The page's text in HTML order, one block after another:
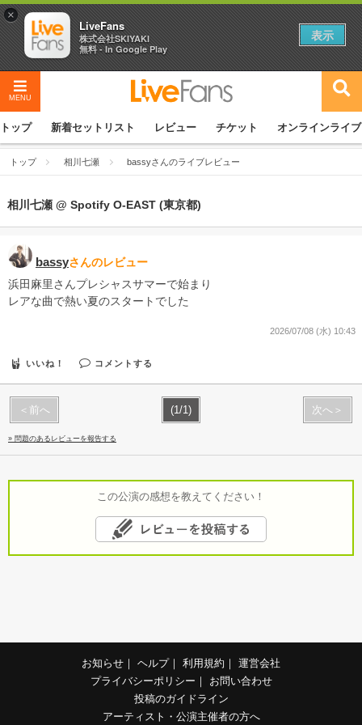
MENU
トップ 新着セットリスト レビュー チケット オンラインライブ
トップ 相川七瀬 bassyさんのライブレビュー
相川七瀬 @ Spotify O-EAST (東京都)
bassyさんのレビュー
浜田麻里さんプレシャスサマーで始まり
レアな曲で熱い夏のスタートでした
2026/07/08 (水) 10:43
いいね！ コメントする
＜前へ (1/1) 次へ＞
» 問題のあるレビューを報告する
この公演の感想を教えてください！
お知らせ ｜ ヘルプ｜ 利用規約 ｜ 運営会社
プライバシーポリシー ｜
お問い合わせ
投稿のガイドライン
アーティスト・公演主催者の方へ
×
LiveFans
株式会社SKIYAKI
無料 - In Google Play
表示